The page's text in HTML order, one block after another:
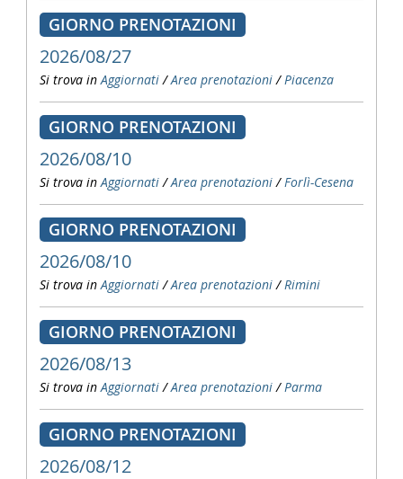
GIORNO PRENOTAZIONI
2026/08/27
Si trova in Aggiornati /Area prenotazioni /Piacenza
GIORNO PRENOTAZIONI
2026/08/10
Si trova in Aggiornati /Area prenotazioni /Forlì-Cesena
GIORNO PRENOTAZIONI
2026/08/10
Si trova in Aggiornati /Area prenotazioni /Rimini
GIORNO PRENOTAZIONI
2026/08/13
Si trova in Aggiornati /Area prenotazioni /Parma
GIORNO PRENOTAZIONI
2026/08/12